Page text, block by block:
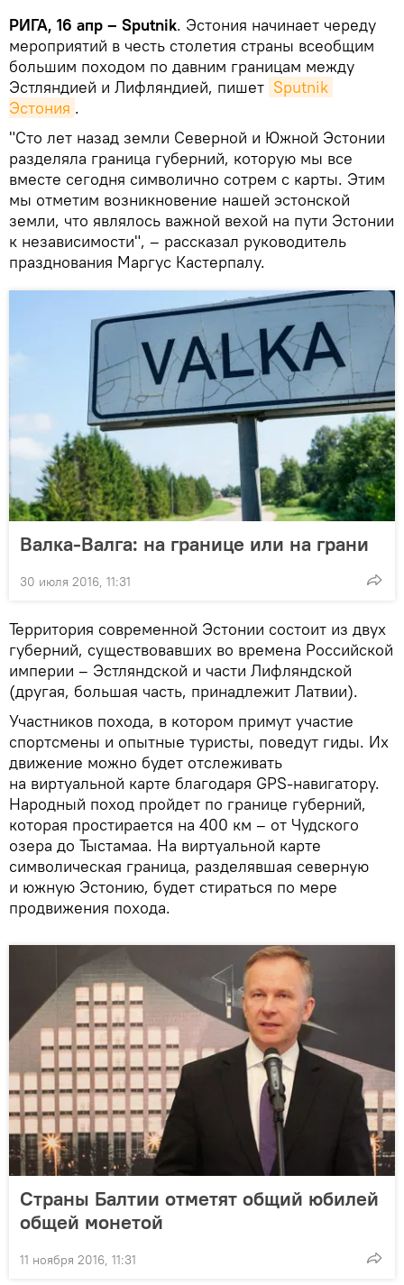
РИГА, 16 апр – Sputnik. Эстония начинает череду
мероприятий в честь столетия страны всеобщим
большим походом по давним границам между
Эстляндией и Лифляндией, пишет Sputnik
Эстония .
"Сто лет назад земли Северной и Южной Эстонии
разделяла граница губерний, которую мы все
вместе сегодня символично сотрем с карты. Этим
мы отметим возникновение нашей эстонской
земли, что являлось важной вехой на пути Эстонии
к независимости", – рассказал руководитель
празднования Маргус Кастерпалу.
Валка-Валга: на границе или на грани
30 июля 2016, 11:31
Территория современной Эстонии состоит из двух
губерний, существовавших во времена Российской
империи – Эстляндской и части Лифляндской
(другая, большая часть, принадлежит Латвии).
Участников похода, в котором примут участие
спортсмены и опытные туристы, поведут гиды. Их
движение можно будет отслеживать
на виртуальной карте благодаря GPS-навигатору.
Народный поход пройдет по границе губерний,
которая простирается на 400 км – от Чудского
озера до Тыстамаа. На виртуальной карте
символическая граница, разделявшая северную
и южную Эстонию, будет стираться по мере
продвижения похода.
Страны Балтии отметят общий юбилей
общей монетой
11 ноября 2016, 11:31